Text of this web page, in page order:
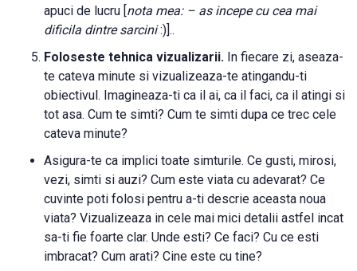
apuci de lucru [nota mea: – as incepe cu cea mai
dificila dintre sarcini:)]..
Foloseste tehnica vizualizarii. In fiecare zi, aseaza-
te cateva minute si vizualizeaza-te atingandu-ti
obiectivul. Imagineaza-ti ca il ai, ca il faci, ca il atingi si
tot asa. Cum te simti? Cum te simti dupa ce trec cele
cateva minute?
Asigura-te ca implici toate simturile. Ce gusti, mirosi,
vezi, simti si auzi? Cum este viata cu adevarat? Ce
cuvinte poti folosi pentru a-ti descrie aceasta noua
viata? Vizualizeaza in cele mai mici detalii astfel incat
sa-ti fie foarte clar. Unde esti? Ce faci? Cu ce esti
imbracat? Cum arati? Cine este cu tine?